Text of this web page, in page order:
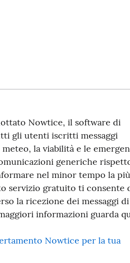
Nowtice, il software di
gli utenti iscritti messaggi
la viabilità e le
generiche
nel minor tempo la più
servizio gratuito ti consente
la ricezione dei messaggi di
informazioni guarda
Nowtice per la tua